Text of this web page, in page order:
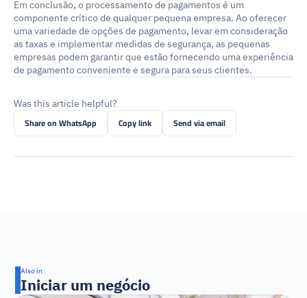
Em conclusão, o processamento de pagamentos é um
componente crítico de qualquer pequena empresa. Ao oferecer
uma variedade de opções de pagamento, levar em consideração
as taxas e implementar medidas de segurança, as pequenas
empresas podem garantir que estão fornecendo uma experiência
de pagamento conveniente e segura para seus clientes.
Was this article helpful?
Share on WhatsApp Copy link Send via email
Also in
Iniciar um negócio